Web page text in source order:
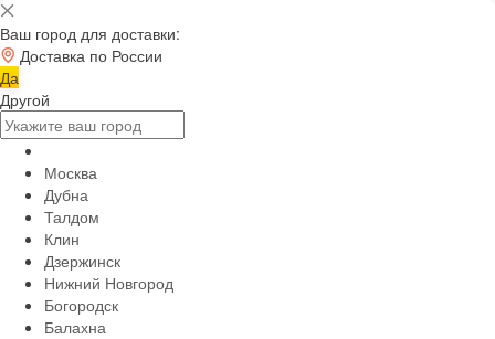
Ваш город для доставки:
Доставка по России
Да
Другой
Москва
Дубна
Талдом
Клин
Дзержинск
Нижний Новгород
Богородск
Балахна